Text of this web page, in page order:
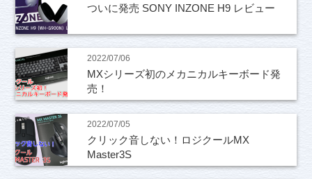
ついに発売 SONY INZONE H9 レビュー
2022/07/06
MXシリーズ初のメカニカルキーボード発
売！
2022/07/05
クリック音しない！ロジクールMX
Master3S